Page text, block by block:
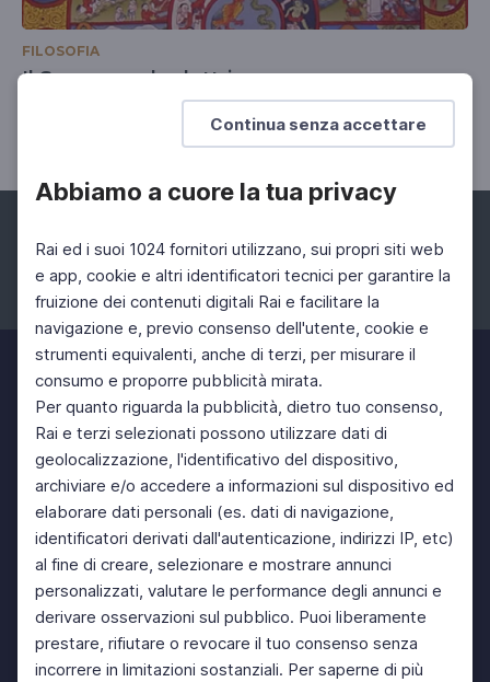
Continua senza accettare
Abbiamo a cuore la tua privacy
Rai ed i suoi 1024 fornitori utilizzano, sui propri siti web
e app, cookie e altri identificatori tecnici per garantire la
fruizione dei contenuti digitali Rai e facilitare la
navigazione e, previo consenso dell'utente, cookie e
strumenti equivalenti, anche di terzi, per misurare il
consumo e proporre pubblicità mirata.
Per quanto riguarda la pubblicità, dietro tuo consenso,
Rai e terzi selezionati possono utilizzare dati di
geolocalizzazione, l'identificativo del dispositivo,
archiviare e/o accedere a informazioni sul dispositivo ed
elaborare dati personali (es. dati di navigazione,
identificatori derivati dall'autenticazione, indirizzi IP, etc)
al fine di creare, selezionare e mostrare annunci
personalizzati, valutare le performance degli annunci e
derivare osservazioni sul pubblico. Puoi liberamente
prestare, rifiutare o revocare il tuo consenso senza
incorrere in limitazioni sostanziali. Per saperne di più
FILOSOFIA
Il Samsara e le dottrine
La trasmigrazione delle anime
Facebook Instagram Twitter